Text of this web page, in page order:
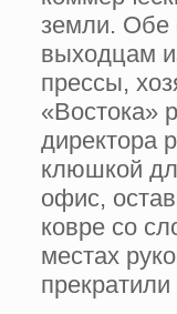
земли.
выходцам
прессы,
«Востока»
директора
клюшкой
офис,
ковре со
местах